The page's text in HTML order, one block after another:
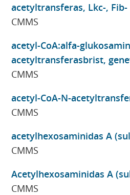
acetyltransferas, Lkc-, Fib-
CMMS
acetyl-CoA:alfa-
acetyltransferasbrist,
CMMS
acetyl-CoA-N-
CMMS
acetylhexosaminidas A
CMMS
Acetylhexosaminidas A
CMMS